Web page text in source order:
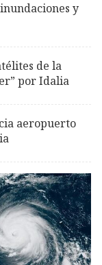
y
de la
por Idalia
aeropuerto